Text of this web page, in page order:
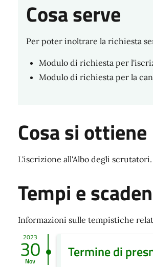
Cosa serve
Per poter inoltrare la richiesta
Modulo di richiesta per
Modulo di richiesta per la
Cosa si ottiene
L'iscrizione all'Albo degli scrutatori.
Tempi e
Informazioni sulle tempistiche
2023
30
Nov
Termine di